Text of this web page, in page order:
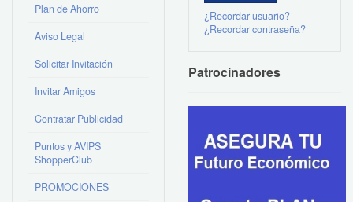
Plan de Ahorro
Aviso Legal
Solicitar Invitación
Invitar Amigos
Contratar Publicidad
Puntos y AVIPS
ShopperClub
PROMOCIONES
¿Recordar usuario?
¿Recordar contraseña?
Patrocinadores